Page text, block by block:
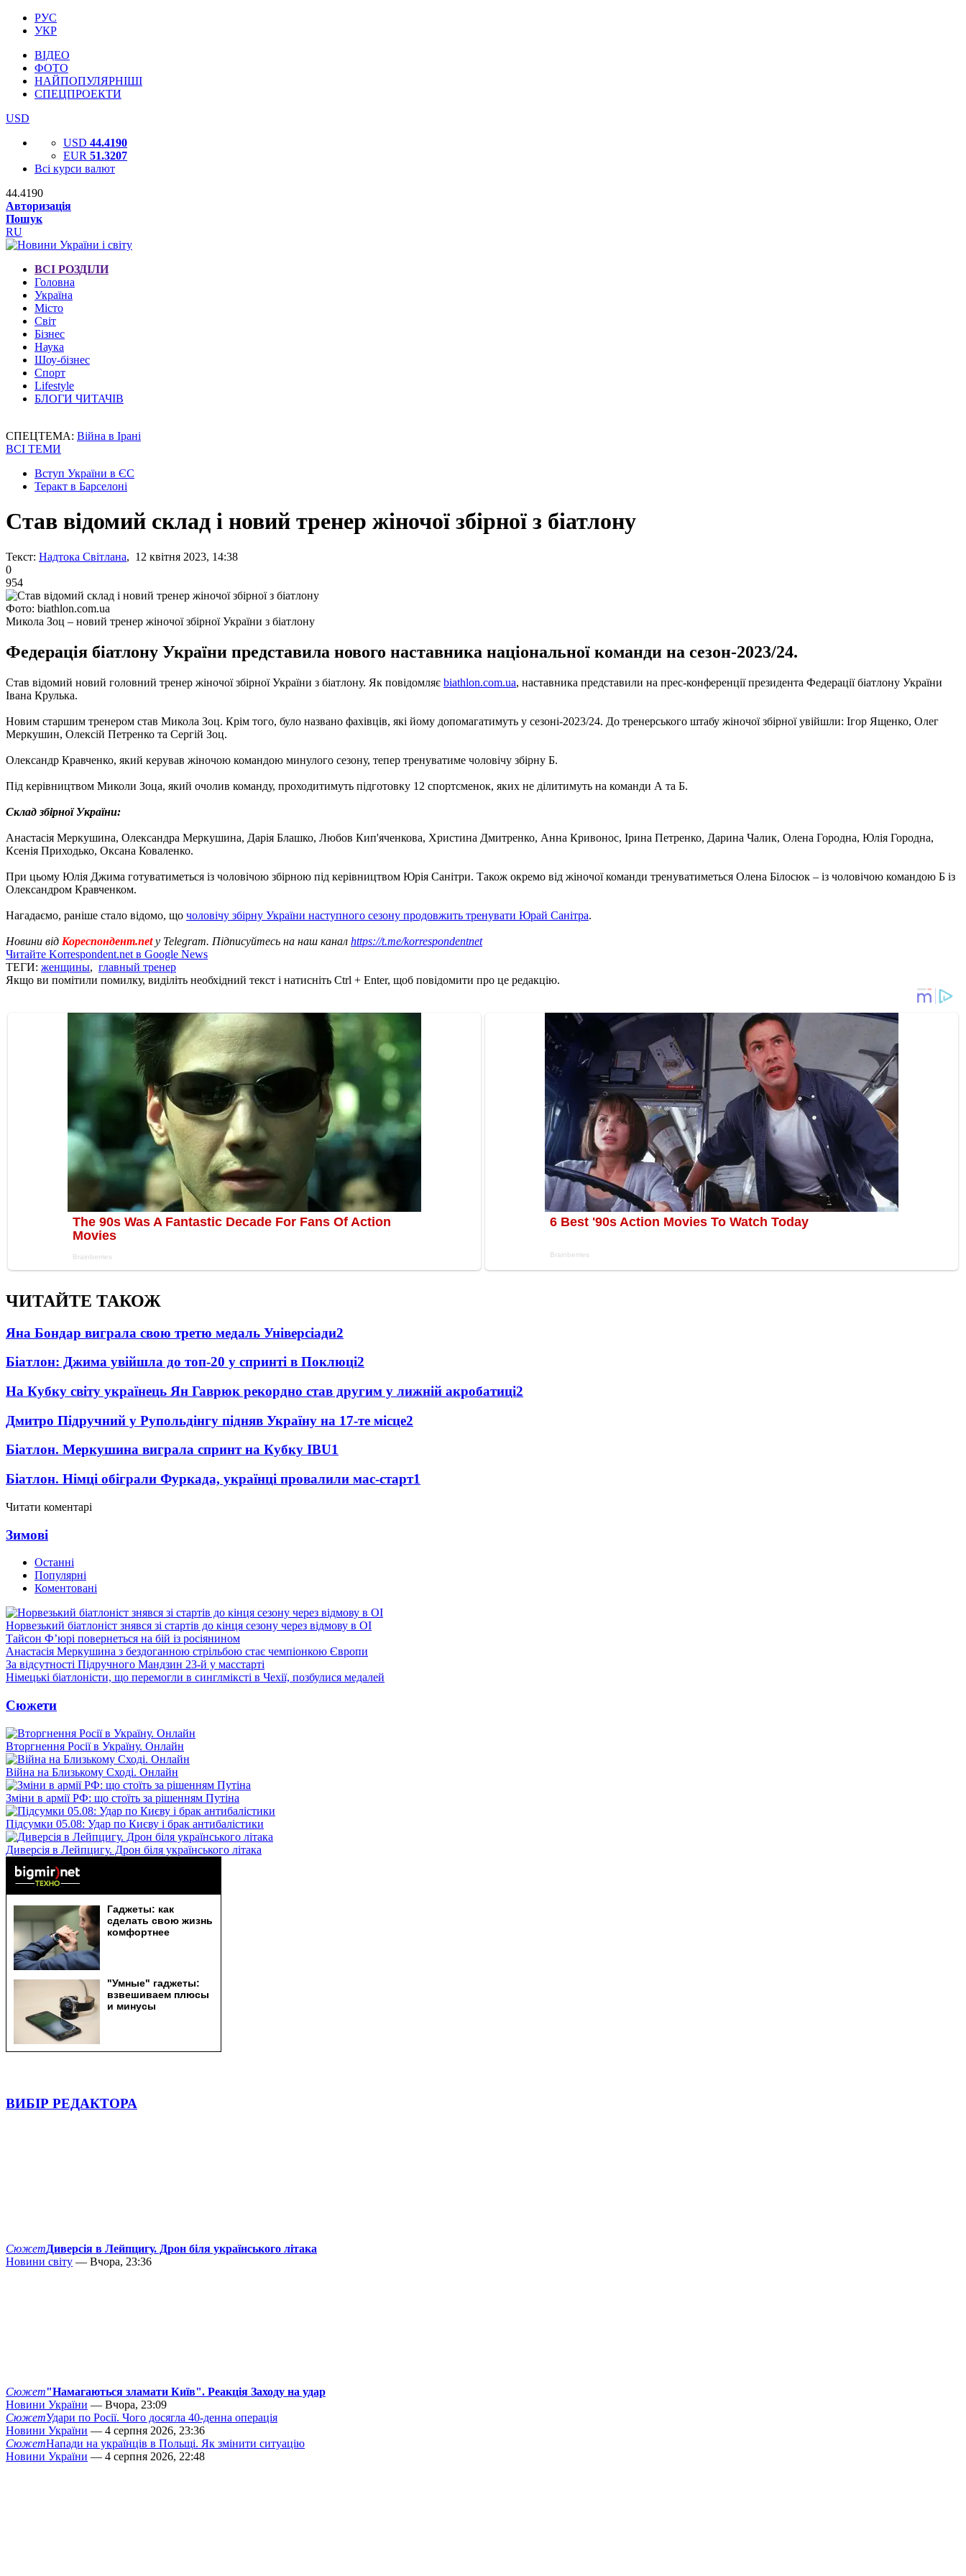
РУС
УКР
ВІДЕО
ФОТО
НАЙПОПУЛЯРНІШІ
СПЕЦПРОЕКТИ
USD
USD 44.4190
EUR 51.3207
Всі курси валют
44.4190
Авторизація
Пошук
RU
ВСІ РОЗДІЛИ
Головна
Україна
Місто
Світ
Бізнес
Наука
Шоу-бізнес
Спорт
Lifestyle
БЛОГИ ЧИТАЧІВ
СПЕЦТЕМА: Війна в Ірані
ВСІ ТЕМИ
Вступ України в ЄС
Теракт в Барселоні
Став відомий склад і новий тренер жіночої збірної з біатлону
Текст: Надтока Світлана, 12 квітня 2023, 14:38
0
954
Фото: biathlon.com.ua
Микола Зоц – новий тренер жіночої збірної України з біатлону
Федерація біатлону України представила нового наставника національної команди на сезон-2023/24.
Став відомий новий головний тренер жіночої збірної України з біатлону. Як повідомляє biathlon.com.ua, наставника представили на прес-конференції президента Федерації біатлону України
Івана Крулька.
Новим старшим тренером став Микола Зоц. Крім того, було названо фахівців, які йому допомагатимуть у сезоні-2023/24. До тренерського штабу жіночої збірної увійшли: Ігор Ященко, Олег
Меркушин, Олексій Петренко та Сергій Зоц.
Олександр Кравченко, який керував жіночою командою минулого сезону, тепер тренуватиме чоловічу збірну Б.
Під керівництвом Миколи Зоца, який очолив команду, проходитимуть підготовку 12 спортсменок, яких не ділитимуть на команди А та Б.
Склад збірної України:
Анастасія Меркушина, Олександра Меркушина, Дарія Блашко, Любов Кип'яченкова, Христина Дмитренко, Анна Кривонос, Ірина Петренко, Дарина Чалик, Олена Городна, Юлія Городна,
Ксенія Приходько, Оксана Коваленко.
При цьому Юлія Джима готуватиметься із чоловічою збірною під керівництвом Юрія Санітри. Також окремо від жіночої команди тренуватиметься Олена Білосюк – із чоловічою командою Б із
Олександром Кравченком.
Нагадаємо, раніше стало відомо, що чоловічу збірну України наступного сезону продовжить тренувати Юрай Санітра.
Новини від Кореспондент.netу Telegram. Підписуйтесь на наш канал https://t.me/korrespondentnet
Читайте Korrespondent.net в Google News
ТЕГИ: женщины, главный тренер
Якщо ви помітили помилку, виділіть необхідний текст і натисніть Ctrl + Enter, щоб повідомити про це редакцію.
ЧИТАЙТЕ ТАКОЖ
Яна Бондар виграла свою третю медаль Універсіади2
Біатлон: Джима увійшла до топ-20 у спринті в Поклюці2
На Кубку світу українець Ян Гаврюк рекордно став другим у лижній акробатиці2
Дмитро Підручний у Рупольдінгу підняв Україну на 17-те місце2
Біатлон. Меркушина виграла спринт на Кубку IBU1
Біатлон. Німці обіграли Фуркада, українці провалили мас-старт1
Читати коментарі
Зимові
Останні
Популярні
Коментовані
Норвезький біатлоніст знявся зі стартів до кінця сезону через відмову в ОІ
Тайсон Ф’юрі повернеться на бій із росіянином
Анастасія Меркушина з бездоганною стрільбою стає чемпіонкою Європи
За відсутності Підручного Мандзин 23-й у масстарті
Німецькі біатлоністи, що перемогли в синглміксті в Чехії, позбулися медалей
Сюжети
Вторгнення Росії в Україну. Онлайн
Війна на Близькому Сході. Онлайн
Зміни в армії РФ: що стоїть за рішенням Путіна
Підсумки 05.08: Удар по Києву і брак антибалістики
Диверсія в Лейпцигу. Дрон біля українського літака
ВИБІР РЕДАКТОРА
СюжетДиверсія в Лейпцигу. Дрон біля українського літака
Новини світу — Вчора, 23:36
Сюжет"Намагаються зламати Київ". Реакція Заходу на удар
Новини України — Вчора, 23:09
СюжетУдари по Росії. Чого досягла 40-денна операція
Новини України — 4 серпня 2026, 23:36
СюжетНапади на українців в Польщі. Як змінити ситуацію
Новини України — 4 серпня 2026, 22:48